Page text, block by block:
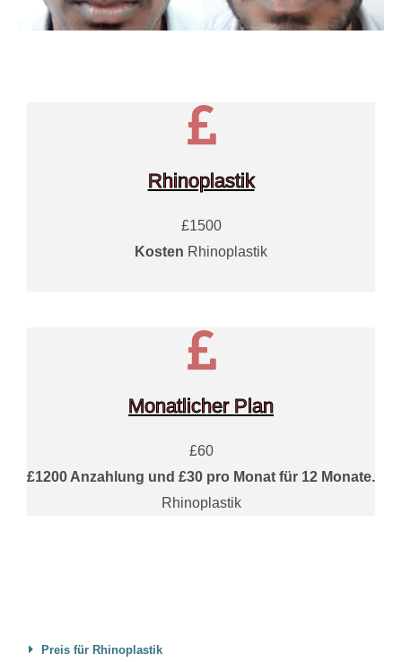
Rhinoplastik
£1500
Kosten Rhinoplastik
Monatlicher Plan
£60
£1200 Anzahlung und £30 pro Monat für 12 Monate.
Rhinoplastik
Preis für Rhinoplastik